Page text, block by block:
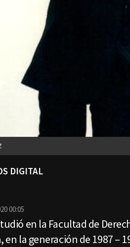
DIGITAL
00:05
en la Facultad de
en la generación de 1987 –